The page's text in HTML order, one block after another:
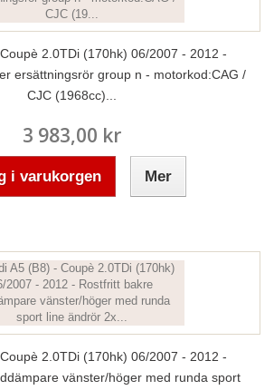
2.0TDi (170hk) 06/2007 - 2012 -
ersättningsrör group n - motorkod:CAG /
CJC (1968cc)...
3 983,00 kr
i varukorgen Mer
2.0TDi (170hk) 06/2007 - 2012 -
vänster/höger med runda sport